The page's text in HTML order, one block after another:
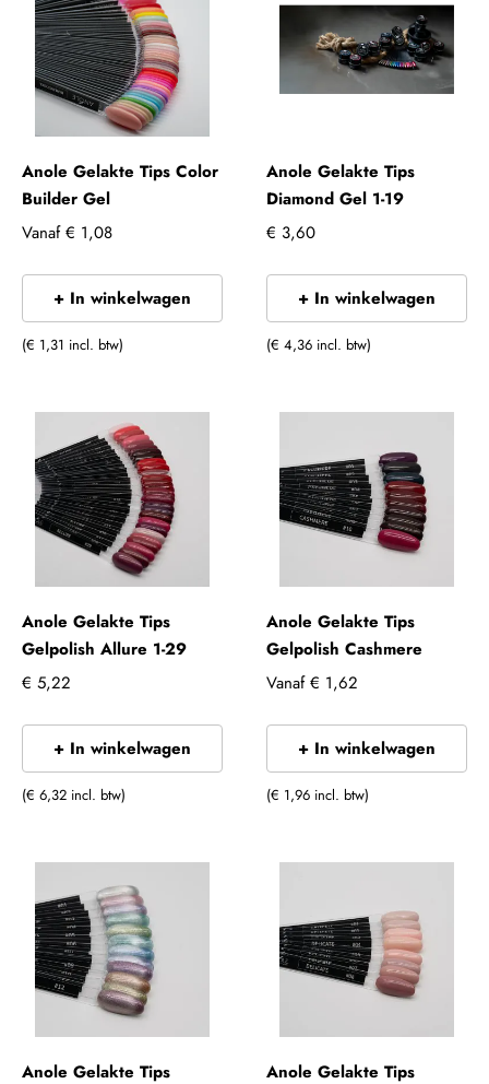
Anole Gelakte Tips Color
Builder Gel
Vanaf € 1,08
+ In winkelwagen
(€ 1,31 incl. btw)
Anole Gelakte Tips
Diamond Gel 1-19
€ 3,60
+ In winkelwagen
(€ 4,36 incl. btw)
Anole Gelakte Tips
Gelpolish Allure 1-29
€ 5,22
+ In winkelwagen
(€ 6,32 incl. btw)
Anole Gelakte Tips
Gelpolish Cashmere
Vanaf € 1,62
+ In winkelwagen
(€ 1,96 incl. btw)
Anole Gelakte Tips
Anole Gelakte Tips